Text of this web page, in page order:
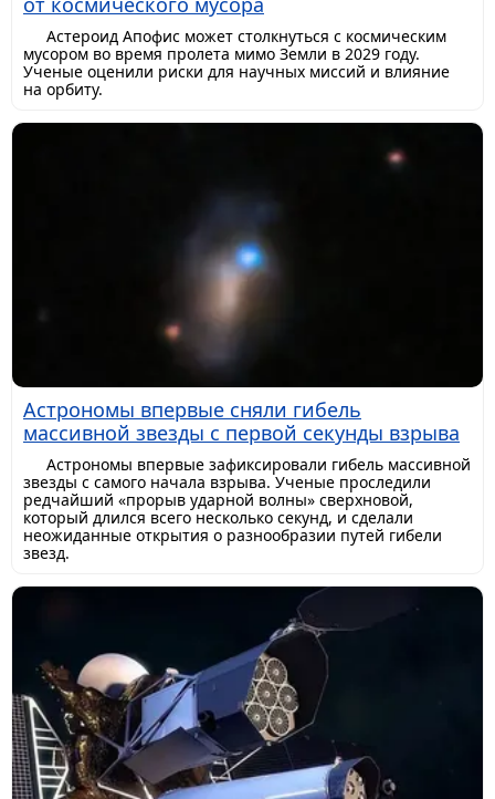
Астероид Апофис может столкнуться с космическим
мусором во время пролета мимо Земли в 2029 году.
Ученые оценили риски для научных миссий и влияние
на орбиту.
Астрономы впервые сняли гибель
массивной звезды с первой секунды взрыва
Астрономы впервые зафиксировали гибель массивной
звезды с самого начала взрыва. Ученые проследили
редчайший «прорыв ударной волны» сверхновой,
который длился всего несколько секунд, и сделали
неожиданные открытия о разнообразии путей гибели
звезд.